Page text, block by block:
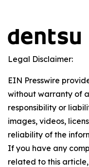
Legal Disclaimer:
EIN Presswire
without warranty of
responsibility or
images, videos,
reliability of the
If you have any
related to this